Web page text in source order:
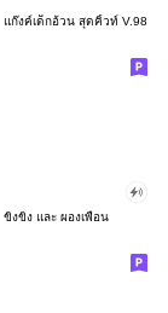
แก๊งค์เด็กอ้วน สุดคิ้วท์ V.98
ขิงขิง และ ผองเพื่อน